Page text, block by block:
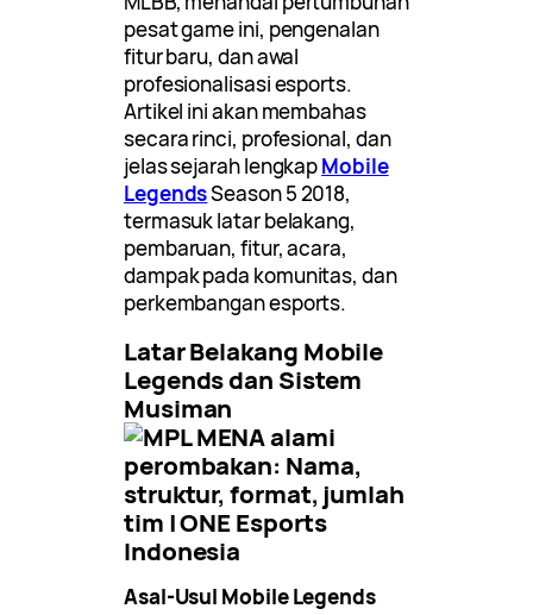
pesat game ini, pengenalan
fitur baru, dan awal
profesionalisasi esports.
Artikel ini akan membahas
secara rinci, profesional, dan
jelas sejarah lengkapMobile
LegendsSeason 5 2018,
termasuk latar belakang,
pembaruan, fitur, acara,
dampak pada komunitas, dan
perkembangan esports.
Latar Belakang Mobile
Legends dan Sistem
Musiman
Asal-Usul Mobile Legends